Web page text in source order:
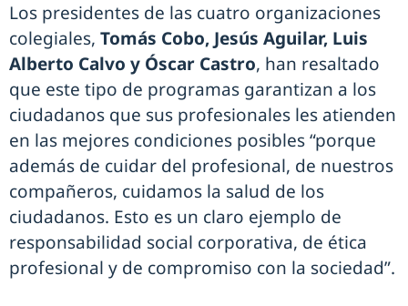
Los presidentes de las cuatro organizaciones
colegiales, Tomás Cobo, Jesús Aguilar, Luis
Alberto Calvo y Óscar Castro, han resaltado
que este tipo de programas garantizan a los
ciudadanos que sus profesionales les atienden
en las mejores condiciones posibles “porque
además de cuidar del profesional, de nuestros
compañeros, cuidamos la salud de los
ciudadanos. Esto es un claro ejemplo de
responsabilidad social corporativa, de ética
profesional y de compromiso con la sociedad”.